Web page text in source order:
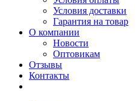
Условия доставки
Гарантия на товар
О компании
Новости
Оптовикам
Отзывы
Контакты